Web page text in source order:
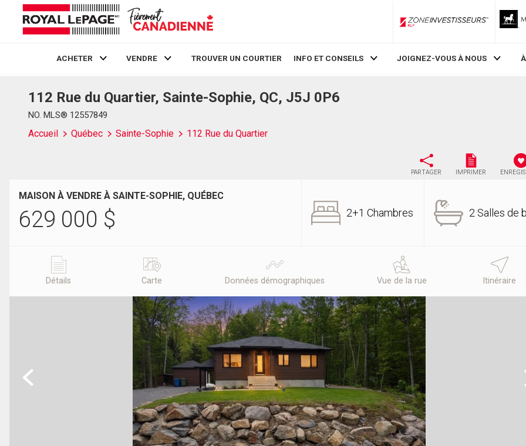
ZoneInvestisseurs RLP
ACHETER VENDRE TROUVER UN COURTIER INFO ET CONSEILS JOIGNEZ-VOUS À NOUS
112 Rue du Quartier, Sainte-Sophie, QC, J5J 0P6
NO. MLS® 12557849
Accueil Québec Sainte-Sophie 112 Rue du Quartier
PARTAGER IMPRIMER
MAISON À VENDRE À SAINTE-SOPHIE, QUÉBEC
629 000 $ 2+1 Chambres 2 Salles de
Détails Carte Données démographiques Vue de la rue Itinéraire
Previous